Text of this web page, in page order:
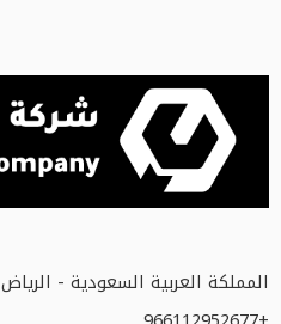
المملكة العربية السعودية - الرياض